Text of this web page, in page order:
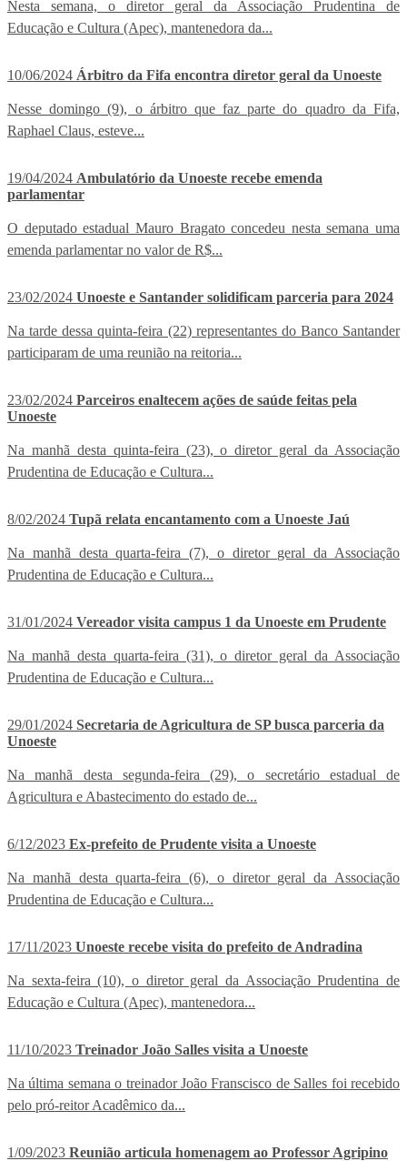
Nesta semana, o diretor geral da Associação Prudentina de
Educação e Cultura (Apec), mantenedora da...
10/06/2024 Árbitro da Fifa encontra diretor geral da Unoeste
Nesse domingo (9), o árbitro que faz parte do quadro da Fifa,
Raphael Claus, esteve...
19/04/2024 Ambulatório da Unoeste recebe emenda
parlamentar
O deputado estadual Mauro Bragato concedeu nesta semana uma
emenda parlamentar no valor de R$...
23/02/2024 Unoeste e Santander solidificam parceria para 2024
Na tarde dessa quinta-feira (22) representantes do Banco Santander
participaram de uma reunião na reitoria...
23/02/2024 Parceiros enaltecem ações de saúde feitas pela
Unoeste
Na manhã desta quinta-feira (23), o diretor geral da Associação
Prudentina de Educação e Cultura...
8/02/2024 Tupã relata encantamento com a Unoeste Jaú
Na manhã desta quarta-feira (7), o diretor geral da Associação
Prudentina de Educação e Cultura...
31/01/2024 Vereador visita campus 1 da Unoeste em Prudente
Na manhã desta quarta-feira (31), o diretor geral da Associação
Prudentina de Educação e Cultura...
29/01/2024 Secretaria de Agricultura de SP busca parceria da
Unoeste
Na manhã desta segunda-feira (29), o secretário estadual de
Agricultura e Abastecimento do estado de...
6/12/2023 Ex-prefeito de Prudente visita a Unoeste
Na manhã desta quarta-feira (6), o diretor geral da Associação
Prudentina de Educação e Cultura...
17/11/2023 Unoeste recebe visita do prefeito de Andradina
Na sexta-feira (10), o diretor geral da Associação Prudentina de
Educação e Cultura (Apec), mantenedora...
11/10/2023 Treinador João Salles visita a Unoeste
Na última semana o treinador João Franscisco de Salles foi recebido
pelo pró-reitor Acadêmico da...
1/09/2023 Reunião articula homenagem ao Professor Agripino